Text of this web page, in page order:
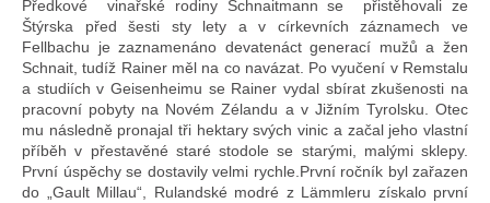
Předkové vinařské rodiny Schnaitmann se
přistěhovali ze
Štýrska před šesti sty lety a v církevních záznamech ve
Fellbachu je zaznamenáno devatenáct generací mužů a žen
Schnait, tudíž Rainer měl na co navázat. Po vyučení v Remstalu
a studiích v Geisenheimu se Rainer vydal sbírat zkušenosti na
pracovní pobyty na Novém Zélandu a v Jižním Tyrolsku. Otec
mu následně pronajal tři hektary svých vinic a začal jeho vlastní
příběh v přestavěné staré stodole se starými, malými sklepy.
První úspěchy se dostavily velmi rychle.První ročník byl zařazen
do „Gault Millau“, Rulandské modré z Lämmleru získalo první